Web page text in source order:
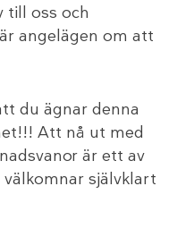
till oss och
angelägen om att
du ägnar denna
Att nå ut med
är ett av
självklart